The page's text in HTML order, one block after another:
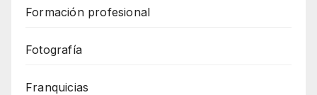
Formación profesional
Fotografía
Franquicias